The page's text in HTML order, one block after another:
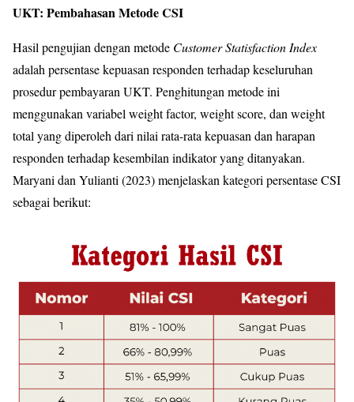
UKT: Pembahasan Metode CSI
Hasil pengujian dengan metode Customer Statisfaction Index
adalah persentase kepuasan responden terhadap keseluruhan
prosedur pembayaran UKT. Penghitungan metode ini
menggunakan variabel weight factor, weight score, dan weight
total yang diperoleh dari nilai rata-rata kepuasan dan harapan
responden terhadap kesembilan indikator yang ditanyakan.
Maryani dan Yulianti (2023) menjelaskan kategori persentase CSI
sebagai berikut: